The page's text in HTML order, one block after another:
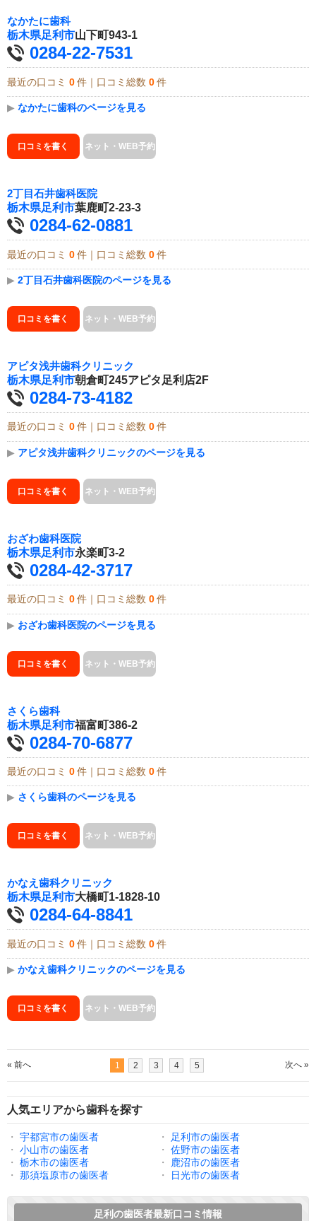
なかたに歯科
栃木県足利市山下町943-1
0284-22-7531
最近の口コミ 0 件｜口コミ総数 0 件
▶ なかたに歯科のページを見る
口コミを書く ネット・WEB予約
2丁目石井歯科医院
栃木県足利市葉鹿町2-23-3
0284-62-0881
最近の口コミ 0 件｜口コミ総数 0 件
▶ 2丁目石井歯科医院のページを見る
口コミを書く ネット・WEB予約
アピタ浅井歯科クリニック
栃木県足利市朝倉町245アピタ足利店2F
0284-73-4182
最近の口コミ 0 件｜口コミ総数 0 件
▶ アピタ浅井歯科クリニックのページを見る
口コミを書く ネット・WEB予約
おざわ歯科医院
栃木県足利市永楽町3-2
0284-42-3717
最近の口コミ 0 件｜口コミ総数 0 件
▶ おざわ歯科医院のページを見る
口コミを書く ネット・WEB予約
さくら歯科
栃木県足利市福富町386-2
0284-70-6877
最近の口コミ 0 件｜口コミ総数 0 件
▶ さくら歯科のページを見る
口コミを書く ネット・WEB予約
かなえ歯科クリニック
栃木県足利市大橋町1-1828-10
0284-64-8841
最近の口コミ 0 件｜口コミ総数 0 件
▶ かなえ歯科クリニックのページを見る
口コミを書く ネット・WEB予約
« 前へ 1 2 3 4 5 次へ »
人気エリアから歯科を探す
・ 宇都宮市の歯医者 ・
足利市の歯医者
・
小山市の歯医者 ・
佐野市の歯医者
・
栃木市の歯医者 ・
鹿沼市の歯医者
・
那須塩原市の歯医者 ・ 日光市の歯医者
足利の歯医者最新口コミ情報